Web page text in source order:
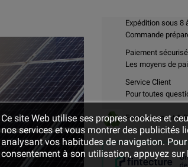
Expédition sous 8
Commande
Paiement sécurisé
Les moyens de
Service Client
Pour toutes
Environnement &
Ce site Web utilise ses propres cookies et
nos services et vous montrer des publicités
analysant vos habitudes de navigation.
consentement à son utilisation, appuyez sur